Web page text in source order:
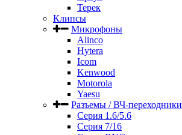
Терек
Клипсы
Микрофоны
Alinco
Hytera
Icom
Kenwood
Motorola
Yaesu
Разъемы / ВЧ-переходники
Серия 1.6/5.6
Серия 7/16